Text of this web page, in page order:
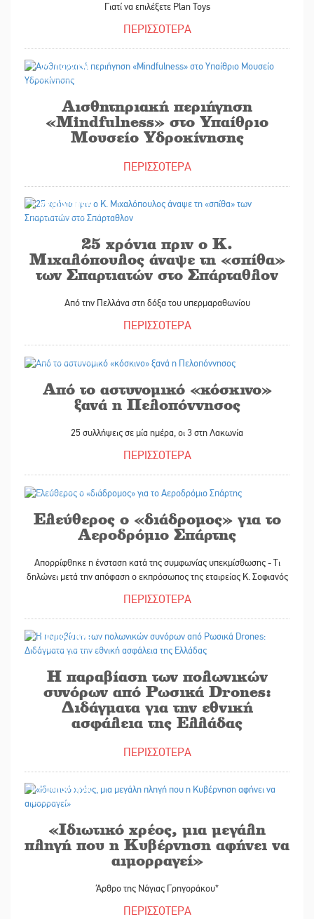
Γιατί να επιλέξετε Plan Toys
ΠΕΡΙΣΣΟΤΕΡΑ
27/09/2025
Αισθητηριακή περιήγηση
«Mindfulness» στο Υπαίθριο
Μουσείο Υδροκίνησης
ΠΕΡΙΣΣΟΤΕΡΑ
27/09/2025
25 χρόνια πριν ο Κ.
Μιχαλόπουλος άναψε τη «σπίθα»
των Σπαρτιατών στο Σπάρταθλον
Από την Πελλάνα στη δόξα του υπερμαραθωνίου
ΠΕΡΙΣΣΟΤΕΡΑ
Από το αστυνομικό «κόσκινο»
ξανά η Πελοπόννησος
25 συλλήψεις σε μία ημέρα, οι 3 στη Λακωνία
ΠΕΡΙΣΣΟΤΕΡΑ
Ελεύθερος ο «διάδρομος» για το
Αεροδρόμιο Σπάρτης
Απορρίφθηκε η ένσταση κατά της συμφωνίας υπεκμίσθωσης - Τι
δηλώνει μετά την απόφαση ο εκπρόσωπος της εταιρείας Κ. Σοφιανός
ΠΕΡΙΣΣΟΤΕΡΑ
27/09/2025
Η παραβίαση των πολωνικών
συνόρων από Ρωσικά Drones:
Διδάγματα για την εθνική
ασφάλεια της Ελλάδας
ΠΕΡΙΣΣΟΤΕΡΑ
27/09/2025
«Ιδιωτικό χρέος, μια μεγάλη
πληγή που η Κυβέρνηση αφήνει να
αιμορραγεί»
Άρθρο της Νάγιας Γρηγοράκου*
ΠΕΡΙΣΣΟΤΕΡΑ